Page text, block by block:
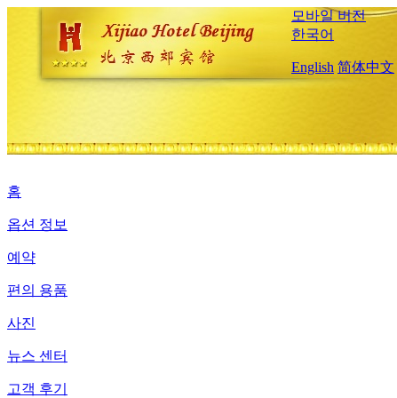
모바일 버전
한국어
English 简体中文
홈
옵션 정보
예약
편의 용품
사진
뉴스 센터
고객 후기